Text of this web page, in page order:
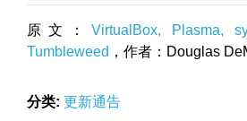
原文： VirtualBox, Plasma,
Tumbleweed ，作者：Douglas
分类: 更新通告